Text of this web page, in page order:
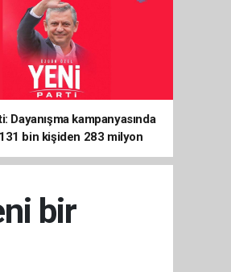
Dayanışma kampanyasında
bin kişiden 283 milyon
bir